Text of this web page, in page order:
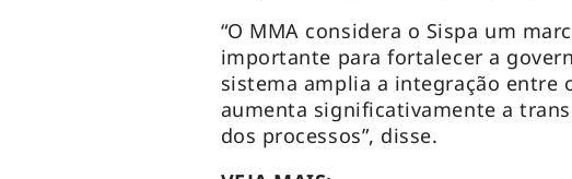
“O MMA considera o Sispa um
importante para fortalecer a
sistema amplia a integração entre
aumenta significativamente a
dos processos”, disse.